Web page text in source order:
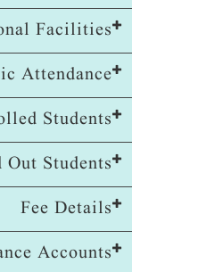
Facilities
Attendance
Students
Out Students
Fee Details
Accounts